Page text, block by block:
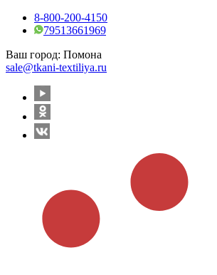
8-800-200-4150
79513661969
Ваш город: Помона
sale@tkani-textiliya.ru